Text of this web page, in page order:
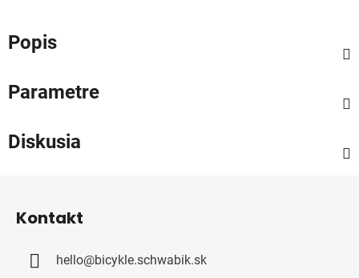
Popis
Parametre
Diskusia
Kontakt
hello@bicykle.schwabik.sk